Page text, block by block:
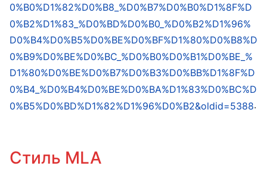
0%B0%D1%82%D0%B8_%D0%B7%D0%B0%D1%8F%D
0%B2%D1%83_%D0%BD%D0%B0_%D0%B2%D1%96%
D0%B4%D0%B5%D0%BE%D0%BF%D1%80%D0%B8%D
0%B9%D0%BE%D0%BC_%D0%B0%D0%B1%D0%BE_%
D1%80%D0%BE%D0%B7%D0%B3%D0%BB%D1%8F%D
0%B4_%D0%B4%D0%BE%D0%BA%D1%83%D0%BC%D
0%B5%D0%BD%D1%82%D1%96%D0%B2&oldid=5388.
Стиль MLA